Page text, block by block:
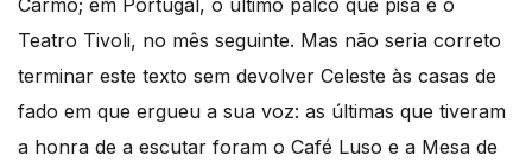
Teatro Tivoli, no mês seguinte. Mas não seria correto
terminar este texto sem devolver Celeste às casas de
fado em que ergueu a sua voz: as últimas que tiveram
a honra de a escutar foram o Café Luso e a Mesa de